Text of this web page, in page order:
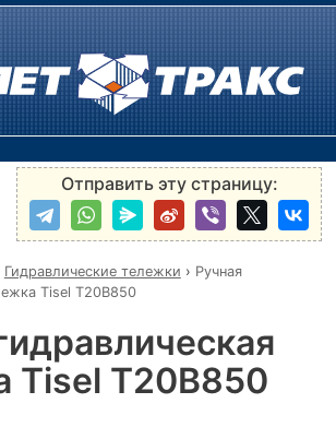
Отправить эту страницу:
Гидравлические тележки › Ручная
Tisel T20B850
Tisel T20B850